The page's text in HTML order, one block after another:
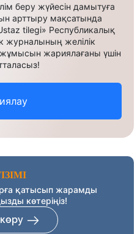
беру жүйесін дамытуға
арттыру мақсатында
tilegi» Республикалық
журналының желілік
жариялағаны үшін
қатысып жарамды
көтеріңіз!
көру